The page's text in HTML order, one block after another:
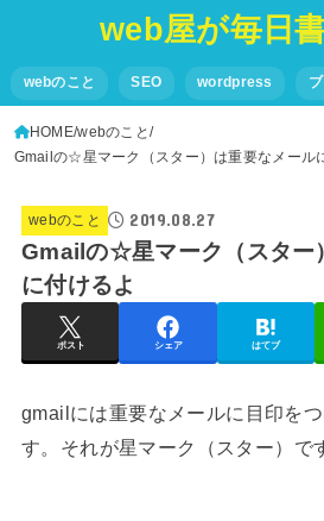
web屋が毎日
webのこと SEO wordpress
HOME webのこと
Gmailの☆星マーク（スター）は重要なメール
webのこと 2019.08.27
Gmailの☆星マーク（スター
に付けるよ
ポスト シェア はてブ
gmailには重要なメールに目印を
す。それが星マーク（スター）で